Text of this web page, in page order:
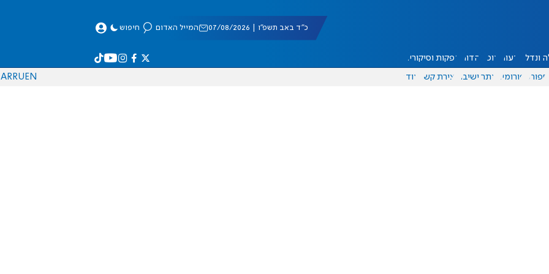
כ"ד באב תשפ"ו | 07/08/2026 המייל האדום חיפוש
ונדל"ן דעות אוכל יהדות הפקות וסיקורים
ספורט פורומים אתר ישיבה יצירת קשר עוד EN
RU
AR